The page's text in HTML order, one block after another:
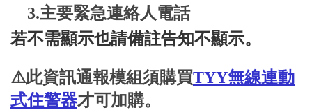
3.主要緊急連絡人電話
若不需顯示也請備註告知不顯示。
⚠️此資訊通報模組須購買TYY無線連動
式住警器才可加購。